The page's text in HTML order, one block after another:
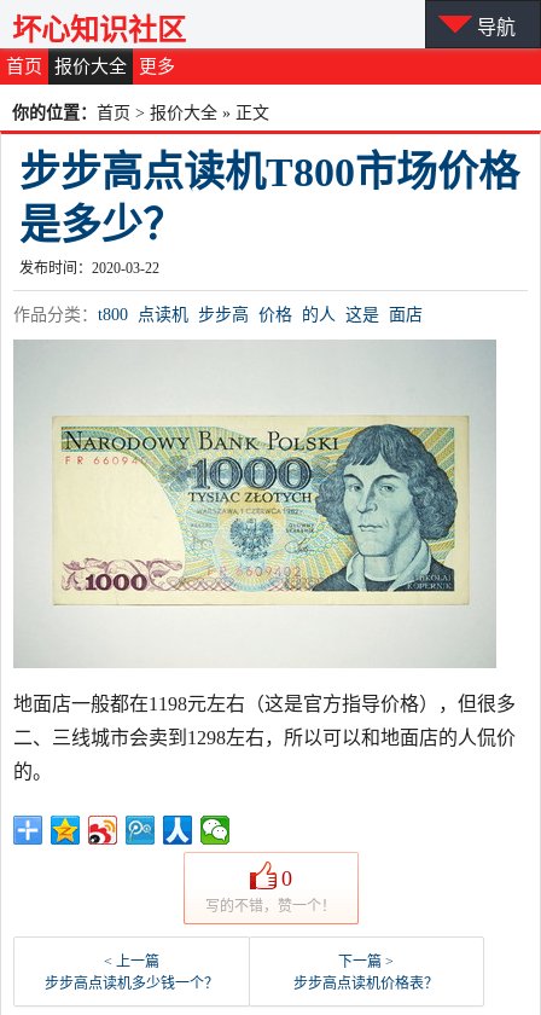
首页 报价大全 更多
坏心知识社区 导航
你的位置： 首页 > 报价大全 » 正文
步步高点读机T800市场价格
是多少？
发布时间：2020-03-22
作品分类： t800 点读机 步步高 价格 的人 这是 面店
地面店一般都在1198元左右（这是官方指导价格），但很多
二、三线城市会卖到1298左右，所以可以和地面店的人侃价
的。
0
写的不错，赞一个！
< 上一篇
步步高点读机多少钱一个？
下一篇 >
步步高点读机价格表？